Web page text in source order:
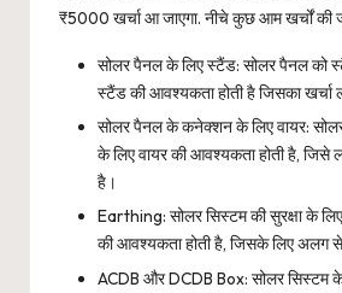
₹5000 खर्चा आ जाएगा. नीचे कुछ आम खर्चों की
सोलर पैनल के लिए स्टैंड: सोलर पैनल को
स्टैंड की आवश्यकता होती है जिसका खर्चा
सोलर पैनल के कनेक्शन के लिए वायर:
के लिए वायर की आवश्यकता होती है, जिसे
है।
Earthing: सोलर सिस्टम की सुरक्षा के
की आवश्यकता होती है, जिसके लिए अलग से
ACDB और DCDB Box: सोलर सिस्टम